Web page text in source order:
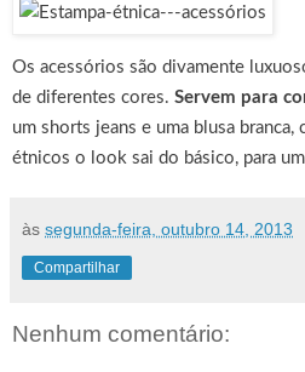
Os acessórios são divamente
de diferentes cores. Servem para
um shorts jeans e uma blusa branca,
étnicos o look sai do básico, para
às segunda-feira, outubro 14, 2013
Compartilhar
Nenhum comentário: